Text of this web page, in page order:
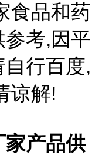
食品和药
参考,因平
自行百度,
谅解!
家产品供